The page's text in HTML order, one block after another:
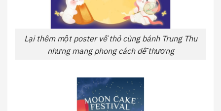
Lại thêm một poster về thỏ cùng bánh Trung Thu
nhưng mang phong cách dễ thương